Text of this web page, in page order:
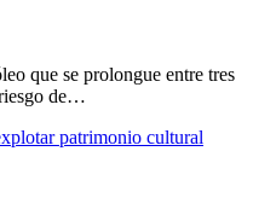
que se prolongue entre tres
riesgo de…